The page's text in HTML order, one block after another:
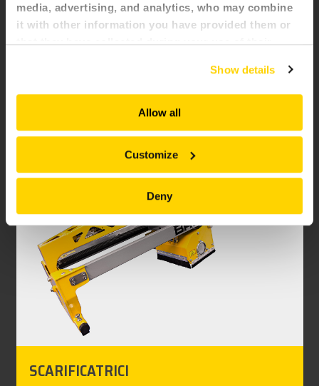
media, advertising, and analytics, who may combine
it with other information you have provided them or
that they have collected during your use of their
and serve you content that truly matters. Join us and
explore more!
Show details
Allow all
Customize
Deny
FRESE A TAMBURO
demolizioni, scavo di trincee e miscelazione di
suoli. Adatte ad aree sensibili a rumore e
SCARIFICATRICI